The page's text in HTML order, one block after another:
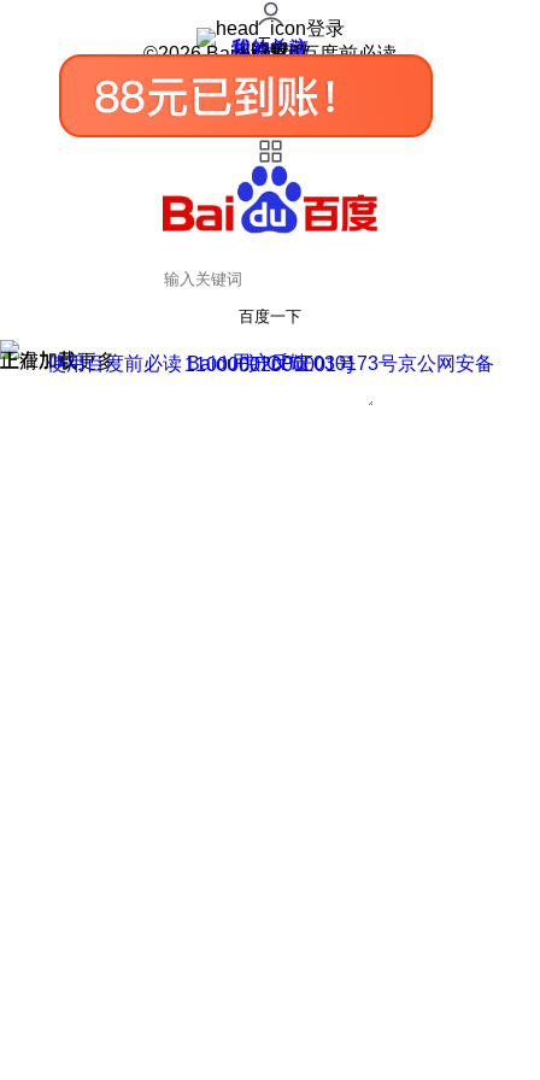
登录
我的关注
我的收藏
皮肤中心
用户反馈
设置
©2026 Baidu 使用百度前必读
百度一下
正在加载
上滑加载更多 用户反馈
使用百度前必读 Baidu 京ICP证030173号
京公网安备11000002000001号